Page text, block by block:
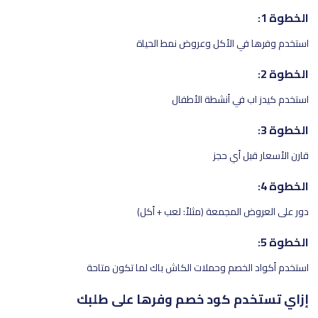
الخطوة 1:
استخدم وفرها في الأكل وعروض نمط الحياة
الخطوة 2:
استخدم كيدز اب في أنشطة الأطفال
الخطوة 3:
قارن الأسعار قبل أي حجز
الخطوة 4:
دور على العروض المجمعة (مثلاً: لعب + أكل)
الخطوة 5:
استخدم أكواد الخصم وحملات الكاش باك لما تكون متاحة
إزاي تستخدم كود خصم وفرها على طلبك